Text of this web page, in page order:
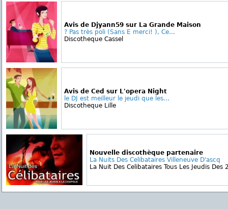
Avis de Djyann59 sur La Grande Maison
? Pas très poli (Sans E merci! ), Ce...
Discotheque Cassel
Avis de Ced sur L'opera Night
le DJ est meilleur le jeudi que les...
Discotheque Lille
Nouvelle discothèque partenaire
La Nuits Des Celibataires Villeneuve D'ascq
La Nuit Des Celibataires Tous Les Jeudis Des